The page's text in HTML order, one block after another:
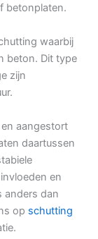
betonplaten.
waarbij
beton. Dit type
zijn
aangestort
daartussen
en
anders dan
op schutting